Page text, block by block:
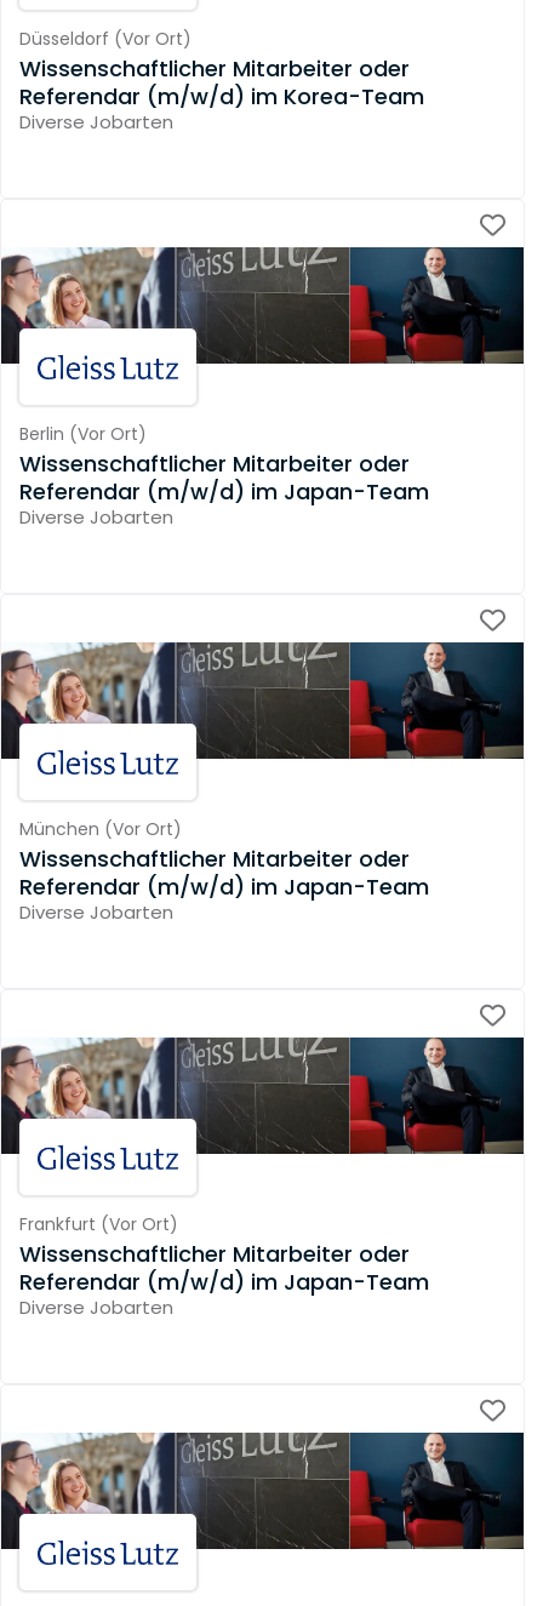
Düsseldorf (Vor Ort)
Wissenschaftlicher Mitarbeiter oder
Referendar (m/w/d) im Korea-Team
Diverse Jobarten
Berlin (Vor Ort)
Wissenschaftlicher Mitarbeiter oder
Referendar (m/w/d) im Japan-Team
Diverse Jobarten
München (Vor Ort)
Wissenschaftlicher Mitarbeiter oder
Referendar (m/w/d) im Japan-Team
Diverse Jobarten
Frankfurt (Vor Ort)
Wissenschaftlicher Mitarbeiter oder
Referendar (m/w/d) im Japan-Team
Diverse Jobarten